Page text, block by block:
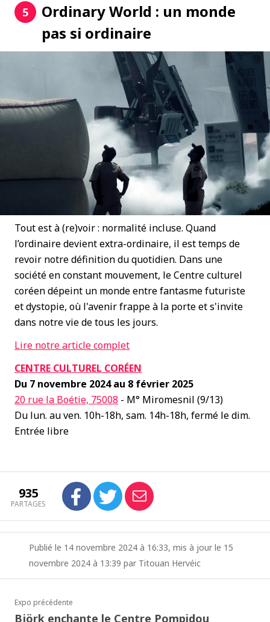
5
Ordinary World : un monde
pas si ordinaire
Tout est à (re)voir : normalité incluse. Quand
l’ordinaire devient extra-ordinaire, il est temps de
revoir notre définition du quotidien. Dans une
société en constant mouvement, le Centre culturel
coréen dépeint un monde entre fantasme futuriste
et dystopie, où l'avenir frappe à la porte et s'invite
dans notre vie de tous les jours.
Lire notre article complet
CENTRE CULTUREL CORÉEN
Du 7 novembre 2024 au 8 février 2025
20 rue la Boétie, 75008 - M° Miromesnil (9/13)
Du lun. au ven. 10h-18h, sam. 14h-18h, fermé le dim.
Entrée libre
935
PARTAGES
Publié le 14 novembre 2024 à 16:33, mis à jour le 15
novembre 2024 à 13:39 par Titouan Hervéic
Expo précédente
Björk enchante le Centre Pompidou